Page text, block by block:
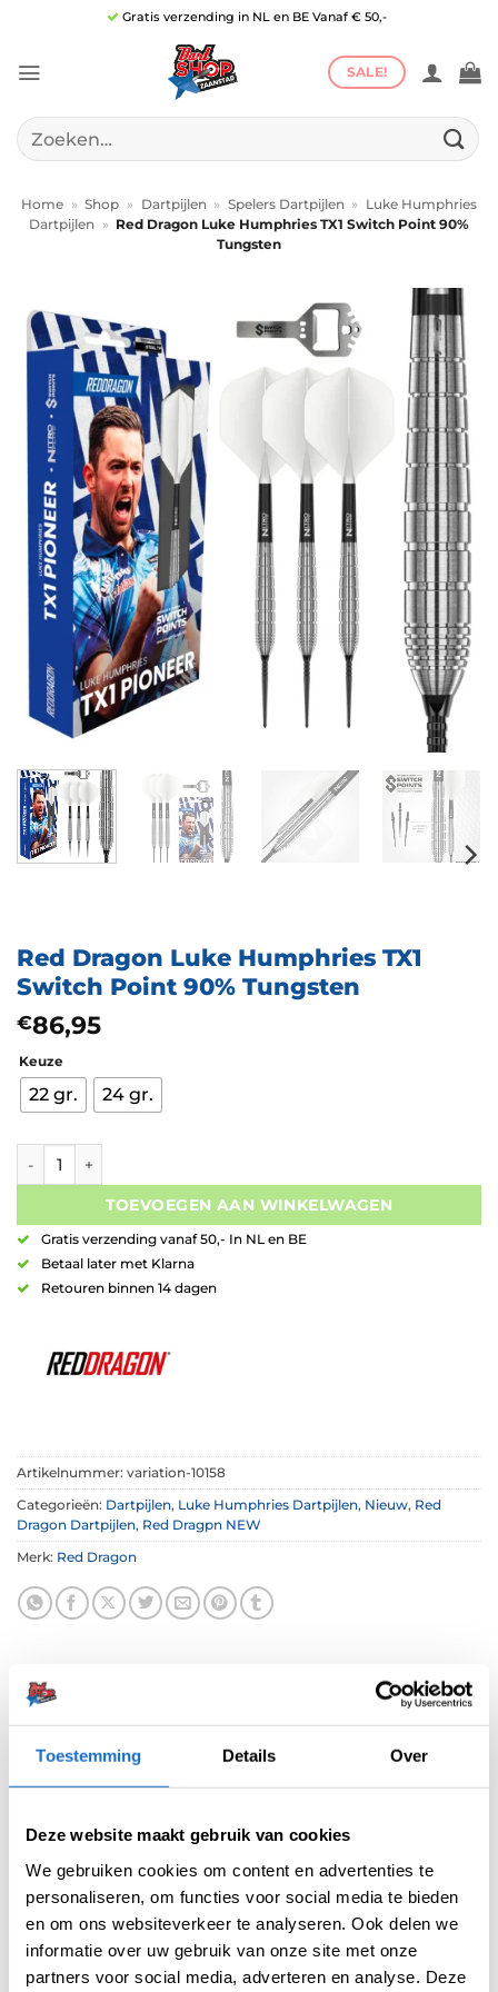
Toestemming Details Over
Deze website maakt gebruik van cookies
We gebruiken cookies om content en advertenties te
personaliseren, om functies voor social media te bieden
en om ons websiteverkeer te analyseren. Ook delen we
informatie over uw gebruik van onze site met onze
partners voor social media, adverteren en analyse. Deze
inhoud
Gratis verzending in NL en BE Vanaf € 50,-
SALE!
Zoeken
naar:
Home » Shop » Dartpijlen » Spelers Dartpijlen »
Luke Humphries
Dartpijlen
» Red Dragon Luke Humphries TX1 Switch Point 90%
Tungsten
Red Dragon Luke Humphries TX1
Switch Point 90% Tungsten
€86,95
Keuze
22 gr. 24 gr.
Red Dragon Luke Humphries TX1 Switch Point 90% Tungsten
TOEVOEGEN AAN WINKELWAGEN
Gratis verzending vanaf 50,- In NL en BE
Betaal later met Klarna
Retouren binnen 14 dagen
Artikelnummer: variation-10158
Categorieën: Dartpijlen, Luke Humphries Dartpijlen, Nieuw, Red
Dragon Dartpijlen, Red Dragpn NEW
Merk: Red Dragon
BESCHRIJVING
De wedstrijddarts van Luke Humphries, exact
zoals hij ze gebruikt op het hoogste niveau. De
soepele en gecontroleerde setup achter de